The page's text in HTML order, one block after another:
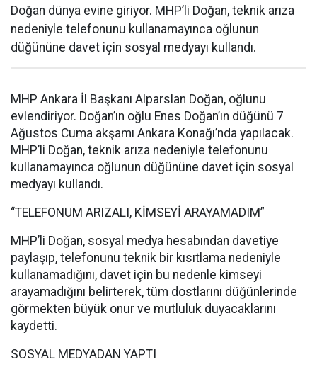
Doğan dünya evine giriyor. MHP’li Doğan, teknik arıza
nedeniyle telefonunu kullanamayınca oğlunun
düğününe davet için sosyal medyayı kullandı.
MHP Ankara İl Başkanı Alparslan Doğan, oğlunu
evlendiriyor. Doğan’ın oğlu Enes Doğan’ın düğünü 7
Ağustos Cuma akşamı Ankara Konağı’nda yapılacak.
MHP’li Doğan, teknik arıza nedeniyle telefonunu
kullanamayınca oğlunun düğününe davet için sosyal
medyayı kullandı.
“TELEFONUM ARIZALI, KİMSEYİ ARAYAMADIM”
MHP’li Doğan, sosyal medya hesabından davetiye
paylaşıp, telefonunu teknik bir kısıtlama nedeniyle
kullanamadığını, davet için bu nedenle kimseyi
arayamadığını belirterek, tüm dostlarını düğünlerinde
görmekten büyük onur ve mutluluk duyacaklarını
kaydetti.
SOSYAL MEDYADAN YAPTI